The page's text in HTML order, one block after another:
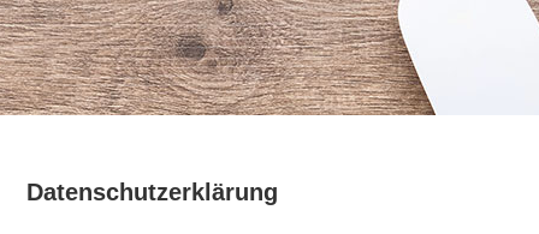
Datenschutzerklärung